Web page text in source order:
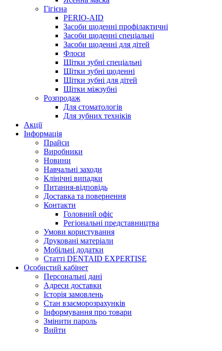
Гігієна
PERIO-AID
Засоби щоденні профілактичні
Засоби щоденні спеціальні
Засоби щоденні для дітей
Флоси
Щітки зубні спеціальні
Щітки зубні щоденні
Щітки зубні для дітей
Щітки міжзубні
Розпродаж
Для стоматологів
Для зубних техніків
Акції
Інформація
Прайси
Виробники
Новини
Навчальні заходи
Клінічні випадки
Питання-відповідь
Доставка та повернення
Контакти
Головний офіс
Регіональні представництва
Умови користування
Друковані матеріали
Мобільні додатки
Статті DENTAID EXPERTISE
Особистий кабінет
Персональні дані
Адреси доставки
Історія замовлень
Стан взаєморозрахунків
Інформування про товари
Змінити пароль
Вийти